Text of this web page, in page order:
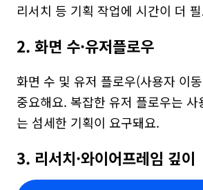
리서치 등 기획 작업에 시간이 더
2. 화면 수·유저플로우
화면 수 및 유저 플로우(사용자 이
중요해요. 복잡한 유저 플로우는 사
는 섬세한 기획이 요구돼요.
3. 리서치·와이어프레임 깊이